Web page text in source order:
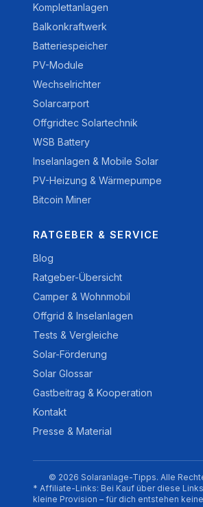
Komplettanlagen
Balkonkraftwerk
Batteriespeicher
PV-Module
Wechselrichter
Solarcarport
Offgridtec Solartechnik
WSB Battery
Inselanlagen & Mobile Solar
PV-Heizung & Wärmepumpe
Bitcoin Miner
RATGEBER & SERVICE
Blog
Ratgeber-Übersicht
Camper & Wohnmobil
Offgrid & Inselanlagen
Tests & Vergleiche
Solar-Förderung
Solar Glossar
Gastbeitrag & Kooperation
Kontakt
Presse & Material
© 2026 Solaranlage-Tipps. Alle
* Affiliate-Links: Bei Kauf über diese
kleine Provision – für dich entstehen